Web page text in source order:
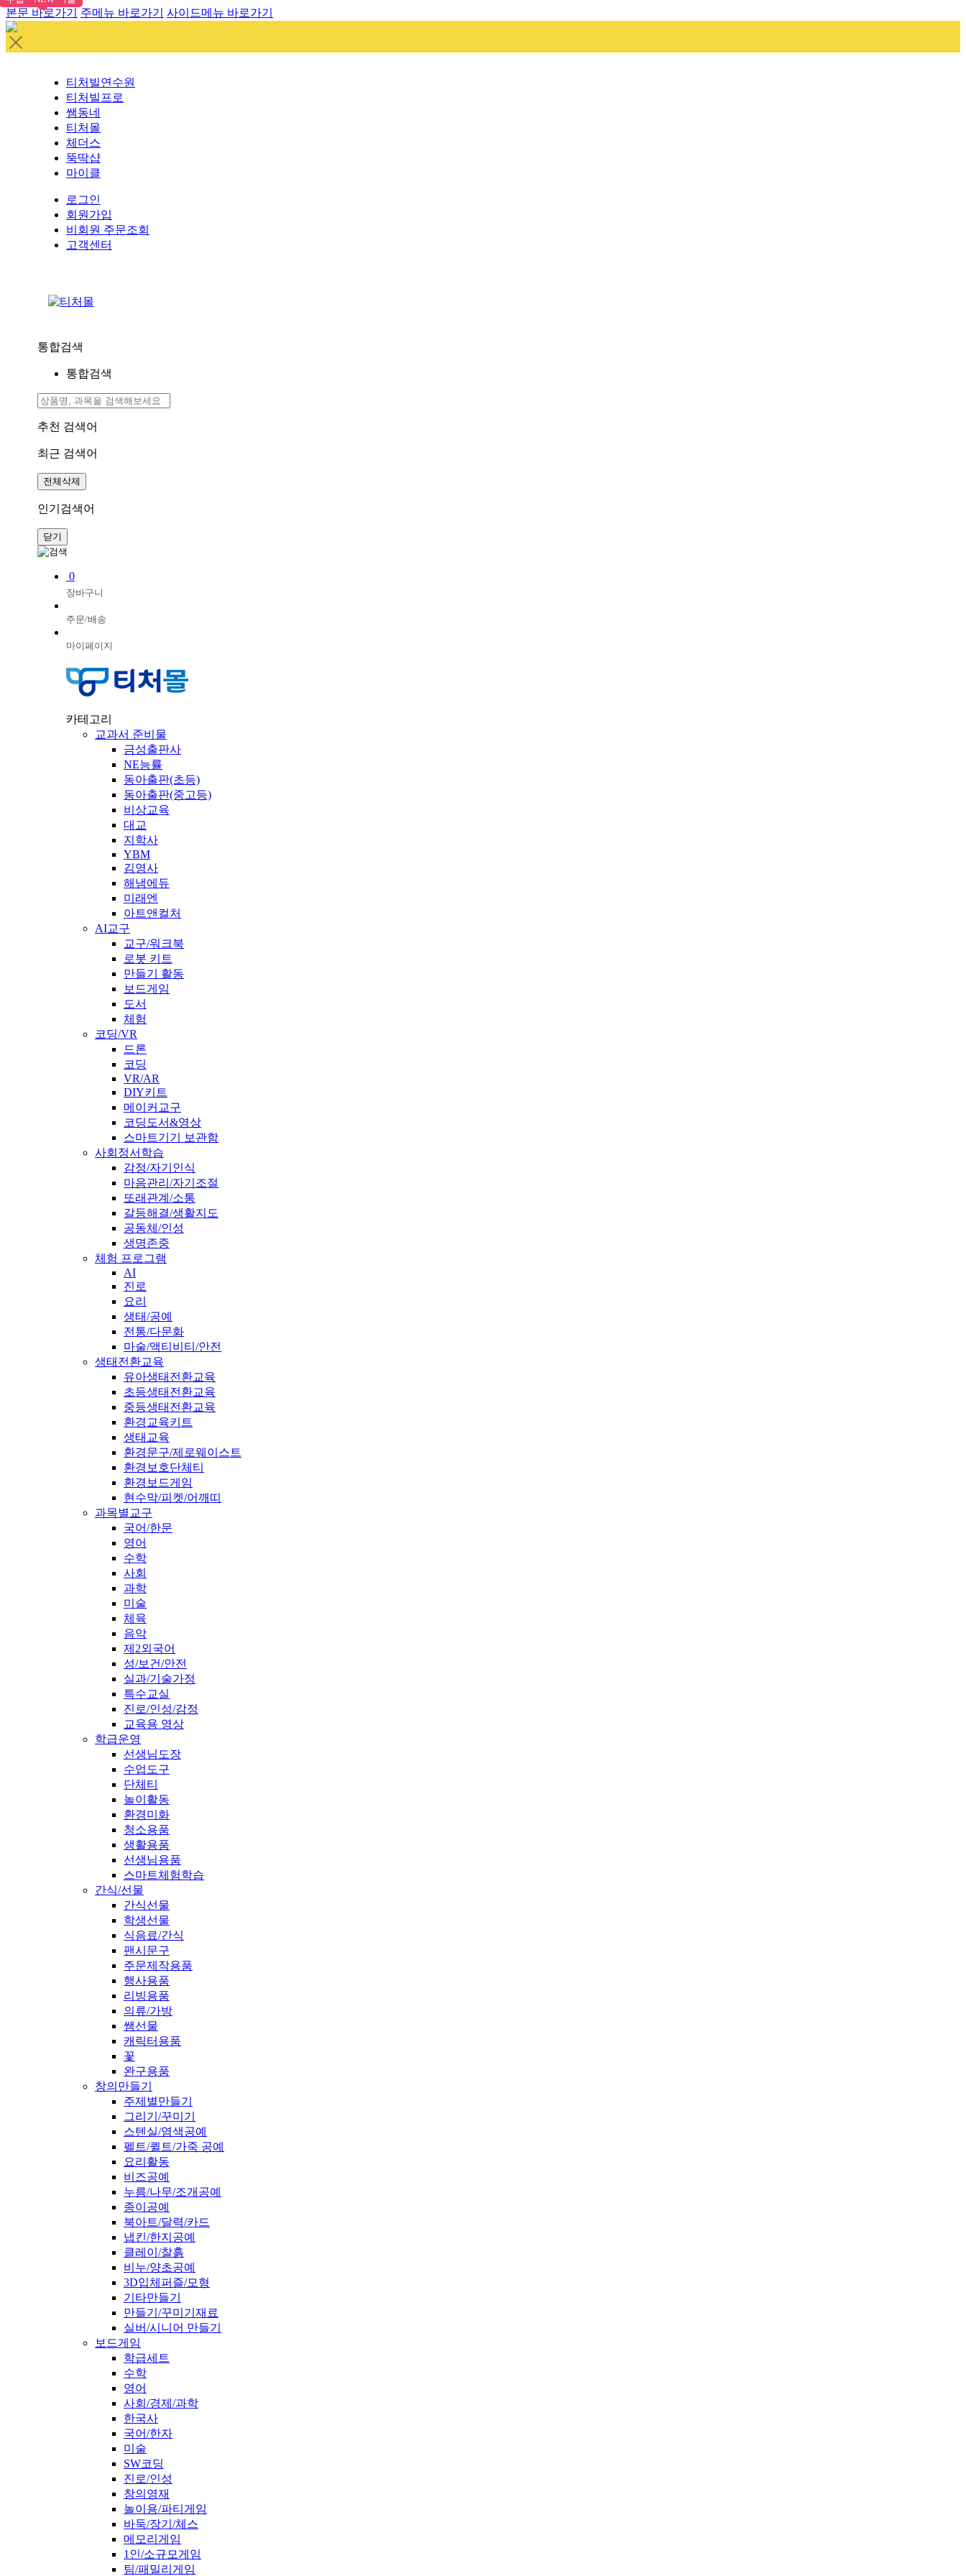
본문 바로가기 주메뉴 바로가기 사이드메뉴 바로가기
티처빌연수원
티처빌프로
쌤동네
티처몰
체더스
뚝딱샵
마이클
로그인
회원가입
비회원 주문조회
고객센터
통합검색
통합검색
추천 검색어
최근 검색어
전체삭제
인기검색어
닫기
0
장바구니
주문/배송
마이페이지
카테고리
교과서 준비물
금성출판사
NE능률
동아출판(초등)
동아출판(중고등)
비상교육
대교
지학사
YBM
김영사
해냄에듀
미래엔
아트앤컬처
AI교구
교구/워크북
로봇 키트
만들기 활동
보드게임
도서
체험
코딩/VR
드론
코딩
VR/AR
DIY키트
메이커교구
코딩도서&영상
스마트기기 보관함
사회정서학습
감정/자기인식
마음관리/자기조절
또래관계/소통
갈등해결/생활지도
공동체/인성
생명존중
체험 프로그램
AI
진로
요리
생태/공예
전통/다문화
마술/액티비티/안전
생태전환교육
유아생태전환교육
초등생태전환교육
중등생태전환교육
환경교육키트
생태교육
환경문구/제로웨이스트
환경보호단체티
환경보드게임
현수막/피켓/어깨띠
과목별교구
국어/한문
영어
수학
사회
과학
미술
체육
음악
제2외국어
성/보건/안전
실과/기술가정
특수교실
진로/인성/감정
교육용 영상
학급운영
선생님도장
수업도구
단체티
놀이활동
환경미화
청소용품
생활용품
선생님용품
스마트체험학습
간식/선물
간식선물
학생선물
식음료/간식
팬시문구
주문제작용품
행사용품
리빙용품
의류/가방
쌤선물
캐릭터용품
꽃
완구용품
창의만들기
주제별만들기
그리기/꾸미기
스텐실/염색공예
펠트/퀼트/가죽 공예
요리활동
비즈공예
누름/나무/조개공예
종이공예
북아트/달력/카드
냅킨/한지공예
클레이/찰흙
비누/양초공예
3D입체퍼즐/모형
기타만들기
만들기/꾸미기재료
실버/시니어 만들기
보드게임
학급세트
수학
영어
사회/경제/과학
한국사
국어/한자
미술
SW코딩
진로/인성
창의영재
놀이용/파티게임
바둑/장기/체스
메모리게임
1인/소규모게임
팀/패밀리게임